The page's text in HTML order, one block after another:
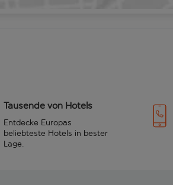
Tausende von Hotels
Entdecke Europas
beliebteste Hotels in bester
Lage.